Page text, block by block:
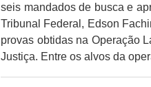
seis mandados de busca e
Tribunal Federal, Edson
provas obtidas na Operação
Justiça. Entre os alvos da